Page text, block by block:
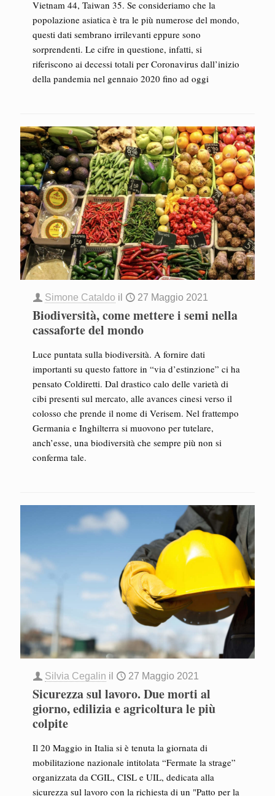
Vietnam 44, Taiwan 35. Se consideriamo che la
popolazione asiatica è tra le più numerose del mondo,
questi dati sembrano irrilevanti eppure sono
sorprendenti. Le cifre in questione, infatti, si
riferiscono ai decessi totali per Coronavirus dall’inizio
della pandemia nel gennaio 2020 fino ad oggi
Simone Cataldo il 27 Maggio 2021
Biodiversità, come mettere i semi nella
cassaforte del mondo
Luce puntata sulla biodiversità. A fornire dati
importanti su questo fattore in “via d’estinzione” ci ha
pensato Coldiretti. Dal drastico calo delle varietà di
cibi presenti sul mercato, alle avances cinesi verso il
colosso che prende il nome di Verisem. Nel frattempo
Germania e Inghilterra si muovono per tutelare,
anch’esse, una biodiversità che sempre più non si
conferma tale.
Silvia Cegalin il 27 Maggio 2021
Sicurezza sul lavoro. Due morti al
giorno, edilizia e agricoltura le più
colpite
Il 20 Maggio in Italia si è tenuta la giornata di
mobilitazione nazionale intitolata “Fermate la strage”
organizzata da CGIL, CISL e UIL, dedicata alla
sicurezza sul lavoro con la richiesta di un "Patto per la